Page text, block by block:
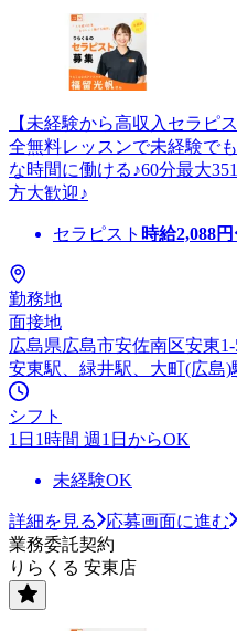
【未経験から高収入セラピ
全無料レッスンで未経験で
な時間に働ける♪60分最大
方大歓迎♪
セラピスト 時給2,088
勤務地
面接地
広島県広島市安佐南区安東1-
安東駅、緑井駅、大町(広島)
シフト
1日1時間 週1日からOK
未経験OK
詳細を見る
応募画面に進む
業務委託契約
りらくる 安東店